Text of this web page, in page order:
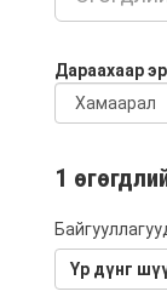
Дараахаар
1
Үр дүнг